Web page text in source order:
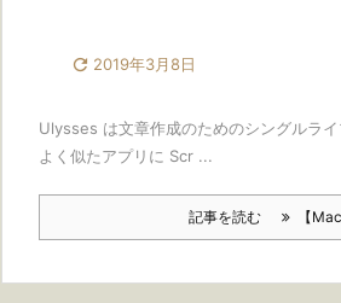
 2019年3月8日
Ulysses は文章作成のためのシングルラ
よく似たアプリに Scr ...
記事を読む 【Mac